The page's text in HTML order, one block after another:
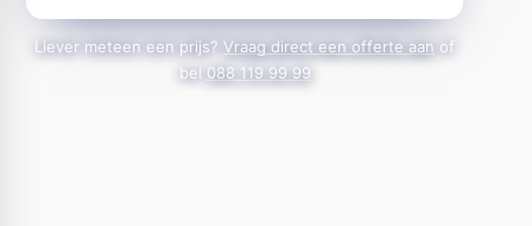
Liever meteen een prijs? Vraag direct een offerte aan of
bel 088 119 99 99